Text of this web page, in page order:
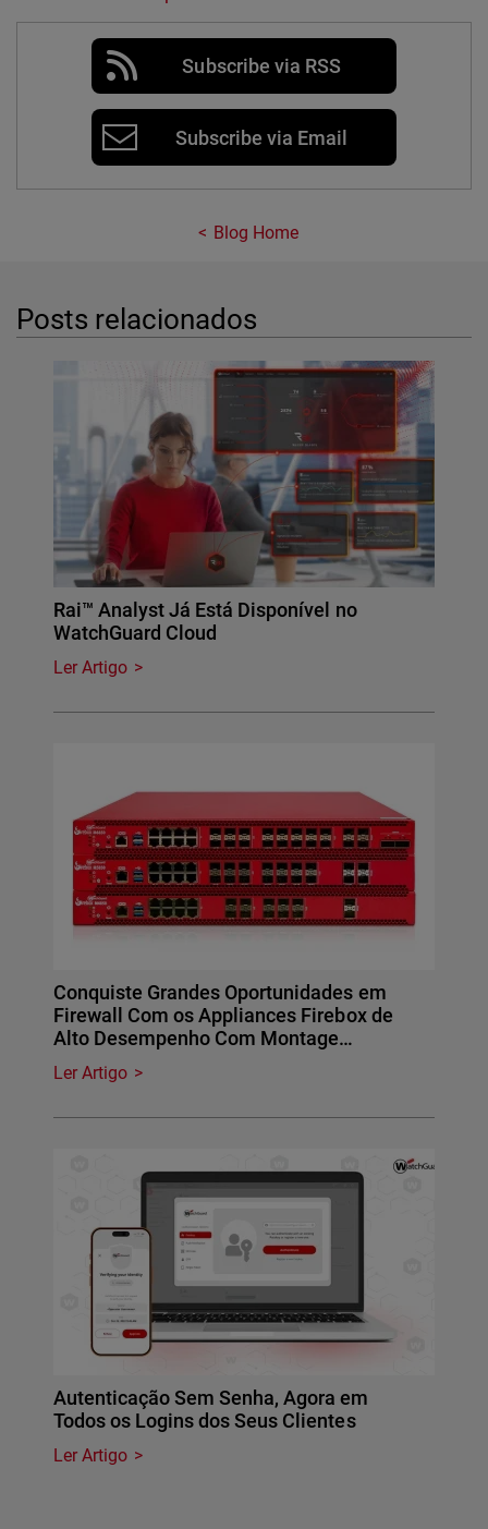
Subscribe via RSS
Subscribe via Email
Blog Home
Posts relacionados
Rai™ Analyst Já Está Disponível no
WatchGuard Cloud
Ler Artigo
Conquiste Grandes Oportunidades em
Firewall Com os Appliances Firebox de
Alto Desempenho Com Montage…
Ler Artigo
Autenticação Sem Senha, Agora em
Todos os Logins dos Seus Clientes
Ler Artigo